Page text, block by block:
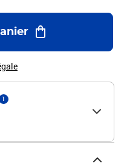
Facile à utiliser Fonction
par vissage avec fonction
Nm Conçu pour toutes les
: 1 x ensemble de
boîte 1 x chargeur pour
tournevis électronique
1 x embout électrique
mm 1 x embout
1 x Boîte de rangement
1